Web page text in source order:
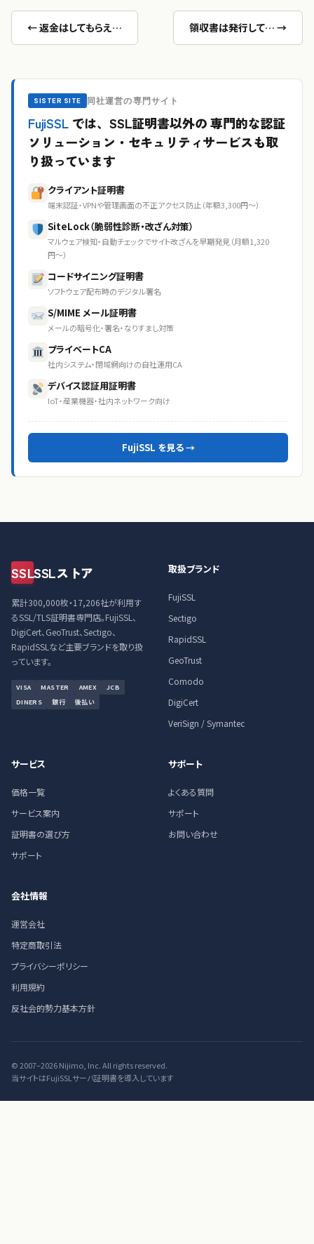
← 返金はしてもらえ… 領収書は発行して… →
SISTER SITE 同社運営の専門サイト
FujiSSLでは、SSL証明書以外の専門的な認証
ソリューション・セキュリティサービスも取
り扱っています
クライアント証明書
端末認証・VPNや管理画面の不正アクセス防止（年額3,300円〜）
SiteLock（脆弱性診断・改ざん対策）
マルウェア検知・自動チェックでサイト改ざんを早期発見（月額1,320
円〜）
コードサイニング証明書
ソフトウェア配布時のデジタル署名
S/MIME メール証明書
メールの暗号化・署名・なりすまし対策
プライベートCA
社内システム・閉域網向けの自社運用CA
デバイス認証用証明書
IoT・産業機器・社内ネットワーク向け
FujiSSL を見る →
SSLSSLストア
累計300,000枚・17,206社が利用す
るSSL/TLS証明書専門店。FujiSSL、
DigiCert、GeoTrust、Sectigo、
RapidSSLなど主要ブランドを取り扱
っています。
VISA MASTER AMEX
JCB
DINERS
銀行 後払い
取扱ブランド
FujiSSL
Sectigo
RapidSSL
GeoTrust
Comodo
DigiCert
VeriSign / Symantec
サービス
価格一覧
サービス案内
証明書の選び方
サポート
サポート
よくある質問
サポート
お問い合わせ
会社情報
運営会社
特定商取引法
プライバシーポリシー
利用規約
反社会的勢力基本方針
© 2007–2026 Nijimo, Inc. All rights reserved.
当サイトはFujiSSLサーバ証明書を導入しています